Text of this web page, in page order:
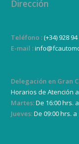
Dirección
Teléfono :(+34) 928
E-mail :
Delegación en Gran
Horarios de Atención
Martes:De 16:00 hrs.
Jueves:De 09:00 hrs. a